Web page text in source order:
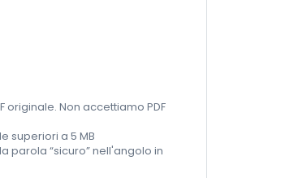
originale. Non accettiamo PDF
superiori a 5 MB
parola “sicuro” nell'angolo in